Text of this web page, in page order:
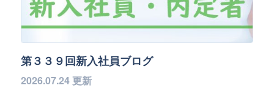
第３３９回新入社員ブログ
2026.07.24 更新